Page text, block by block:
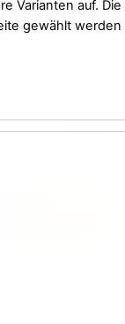
Varianten auf. Die
gewählt werden